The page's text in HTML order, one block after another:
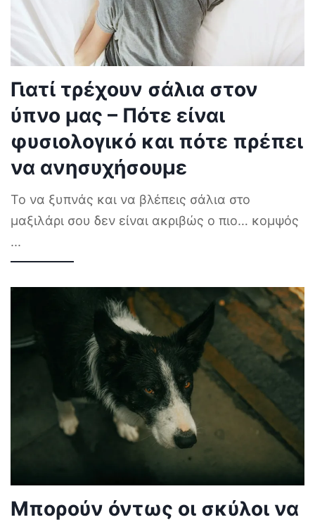
Γιατί τρέχουν σάλια στον
ύπνο μας – Πότε είναι
φυσιολογικό και πότε πρέπει
να ανησυχήσουμε
Το να ξυπνάς και να βλέπεις σάλια στο
μαξιλάρι σου δεν είναι ακριβώς ο πιο… κομψός
...
Μπορούν όντως οι σκύλοι να